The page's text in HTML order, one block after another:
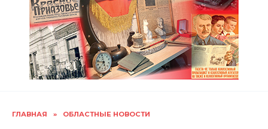
ГЛАВНАЯ » ОБЛАСТНЫЕ НОВОСТИ